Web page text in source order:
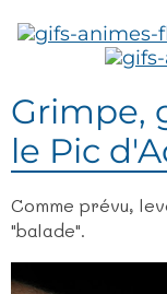
Grimpe,
le Pic
Comme prévu,
"balade".